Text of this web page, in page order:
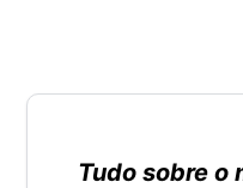
Tudo sobre o